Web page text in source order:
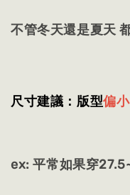
不管冬天還是夏天
尺寸建議：版型偏小
ex: 平常如果穿